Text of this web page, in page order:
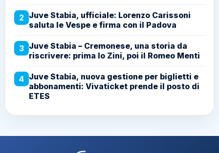
2 Juve Stabia, ufficiale: Lorenzo Carissoni
saluta le Vespe e firma con il Padova
3 Juve Stabia – Cremonese, una storia da
riscrivere: prima lo Zini, poi il Romeo Menti
4 Juve Stabia, nuova gestione per biglietti e
abbonamenti: Vivaticket prende il posto di
ETES